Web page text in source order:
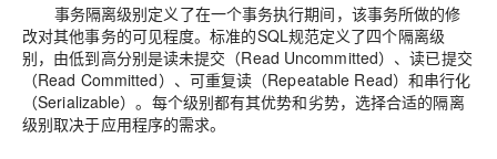
事务隔离级别定义了在一个事务执行期间，该事务所做的修
改对其他事务的可见程度。标准的SQL规范定义了四个隔离级
别，由低到高分别是读未提交（Read Uncommitted）、读已提交
（Read Committed）、可重复读（Repeatable Read）和串行化
（Serializable）。每个级别都有其优势和劣势，选择合适的隔离
级别取决于应用程序的需求。